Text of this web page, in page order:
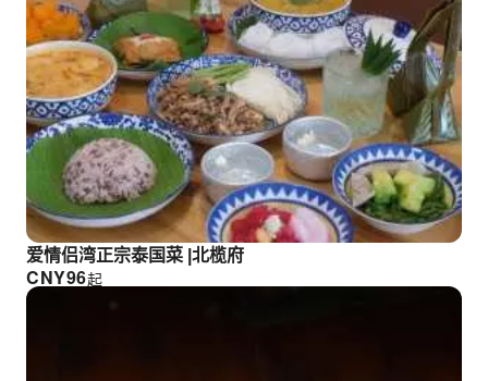
爱情侣湾正宗泰国菜 |北榄府
CNY96起